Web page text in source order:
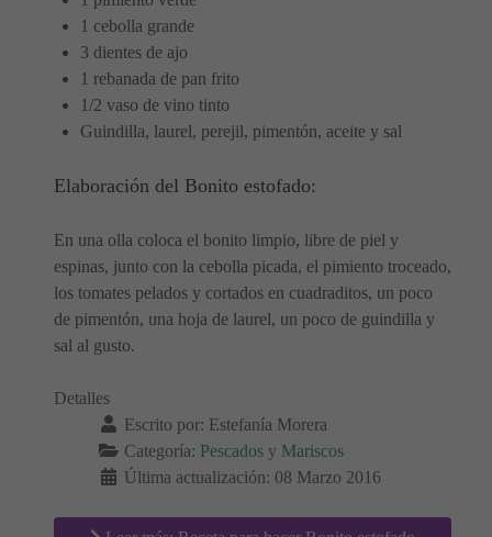
1 cebolla grande
3 dientes de ajo
1 rebanada de pan frito
1/2 vaso de vino tinto
Guindilla, laurel, perejil, pimentón, aceite y sal
Elaboración del Bonito estofado:
En una olla coloca el bonito limpio, libre de piel y
espinas, junto con la cebolla picada, el pimiento troceado,
los tomates pelados y cortados en cuadraditos, un poco
de pimentón, una hoja de laurel, un poco de guindilla y
sal al gusto.
Detalles
Escrito por: Estefanía Morera
Categoría: Pescados y Mariscos
Última actualización: 08 Marzo 2016